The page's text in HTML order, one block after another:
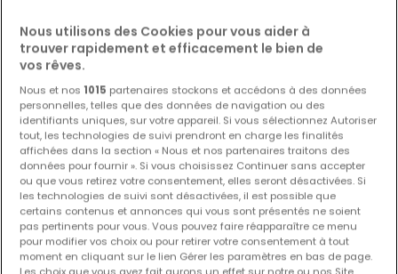
Créez une alerte
Maisons à Senningerberg par nombre de
chambres
2 chambres
3 chambres
4 chambres
5 chambres
Nous utilisons des Cookies pour vous aider à
trouver rapidement et efficacement le bien de
vos rêves.
Nous et nos 1015 partenaires stockons et accédons à des données
personnelles, telles que des données de navigation ou des
identifiants uniques, sur votre appareil. Si vous sélectionnez Autoriser
tout, les technologies de suivi prendront en charge les finalités
affichées dans la section « Nous et nos partenaires traitons des
données pour fournir ». Si vous choisissez Continuer sans accepter
ou que vous retirez votre consentement, elles seront désactivées. Si
les technologies de suivi sont désactivées, il est possible que
certains contenus et annonces qui vous sont présentés ne soient
pas pertinents pour vous. Vous pouvez faire réapparaître ce menu
pour modifier vos choix ou pour retirer votre consentement à tout
moment en cliquant sur le lien Gérer les paramètres en bas de page.